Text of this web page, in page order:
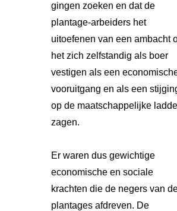
gingen zoeken en dat de
plantage-arbeiders het
uitoefenen van een ambacht
het zich zelfstandig als boer
vestigen als een
vooruitgang en als een
op de maatschappelijke
zagen.
Er waren dus gewichtige
economische en sociale
krachten die de negers van
plantages afdreven. De